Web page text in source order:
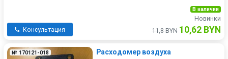
Консультация
В наличии
Новинки
11,8 BYN 10,62 BYN
№ 170121-018
Расходомер воздуха